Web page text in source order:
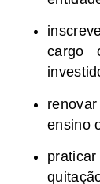
cargo
ensino